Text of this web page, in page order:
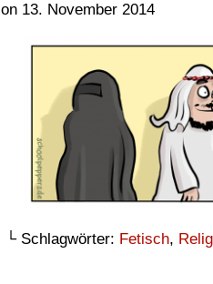
on 13. November 2014
└ Schlagwörter: Fetisch,